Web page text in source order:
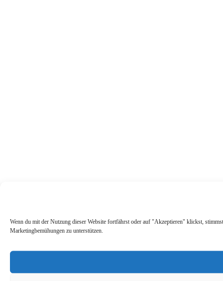
Wenn du mit der Nutzung dieser Website fortfährst oder auf "Akzeptieren" klickst,
Marketingbemühungen zu unterstützen.